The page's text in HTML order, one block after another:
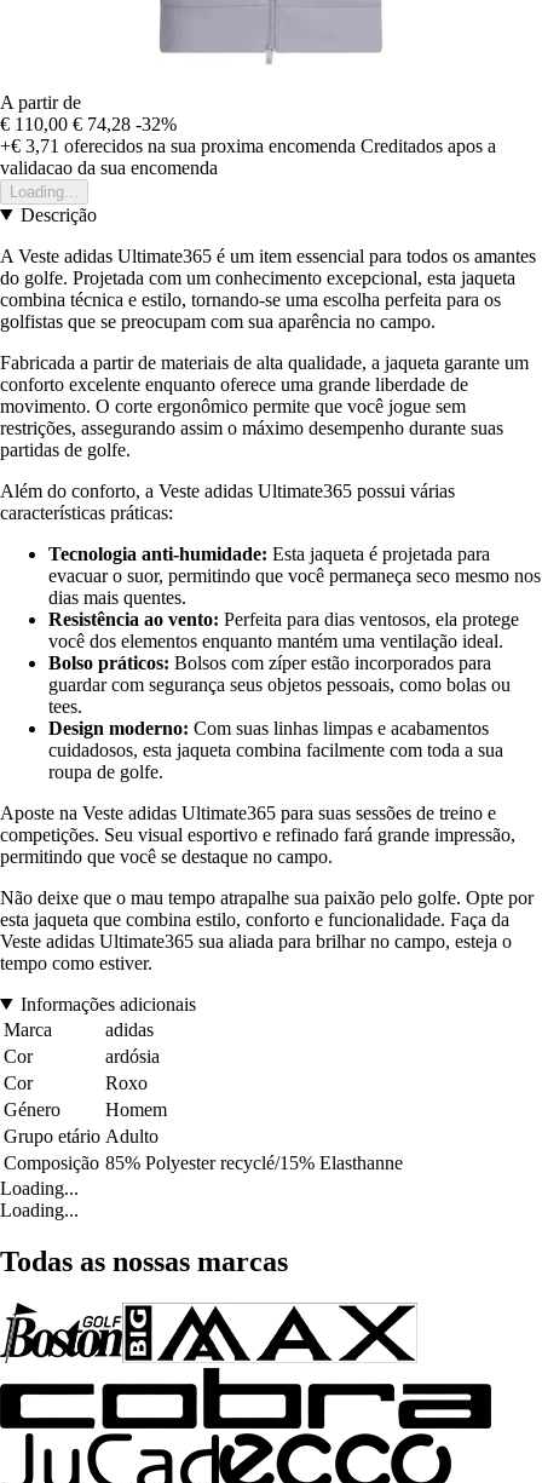
A partir de
€ 110,00 € 74,28 -32%
+€ 3,71 oferecidos na sua proxima encomenda Creditados apos a
validacao da sua encomenda
Loading...
Descrição
A Veste adidas Ultimate365 é um item essencial para todos os amantes
do golfe. Projetada com um conhecimento excepcional, esta jaqueta
combina técnica e estilo, tornando-se uma escolha perfeita para os
golfistas que se preocupam com sua aparência no campo.
Fabricada a partir de materiais de alta qualidade, a jaqueta garante um
conforto excelente enquanto oferece uma grande liberdade de
movimento. O corte ergonômico permite que você jogue sem
restrições, assegurando assim o máximo desempenho durante suas
partidas de golfe.
Além do conforto, a Veste adidas Ultimate365 possui várias
características práticas:
Tecnologia anti-humidade: Esta jaqueta é projetada para
evacuar o suor, permitindo que você permaneça seco mesmo nos
dias mais quentes.
Resistência ao vento: Perfeita para dias ventosos, ela protege
você dos elementos enquanto mantém uma ventilação ideal.
Bolso práticos: Bolsos com zíper estão incorporados para
guardar com segurança seus objetos pessoais, como bolas ou
tees.
Design moderno: Com suas linhas limpas e acabamentos
cuidadosos, esta jaqueta combina facilmente com toda a sua
roupa de golfe.
Aposte na Veste adidas Ultimate365 para suas sessões de treino e
competições. Seu visual esportivo e refinado fará grande impressão,
permitindo que você se destaque no campo.
Não deixe que o mau tempo atrapalhe sua paixão pelo golfe. Opte por
esta jaqueta que combina estilo, conforto e funcionalidade. Faça da
Veste adidas Ultimate365 sua aliada para brilhar no campo, esteja o
tempo como estiver.
Informações adicionais
Marca
adidas
Cor
ardósia
Cor
Roxo
Género
Homem
Grupo etário Adulto
Composição 85% Polyester recyclé/15% Elasthanne
Loading...
Loading...
Todas as nossas marcas